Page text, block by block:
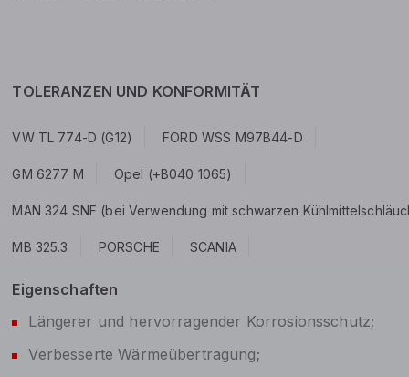
TOLERANZEN UND KONFORMITÄT
VW TL 774-D (G12) FORD WSS M97B44-D
GM 6277 M Opel (+B040 1065)
MAN 324 SNF (bei Verwendung mit schwarzen
MB 325.3 PORSCHE SCANIA
Eigenschaften
Längerer und hervorragender Korrosionsschutz;
Verbesserte Wärmeübertragung;